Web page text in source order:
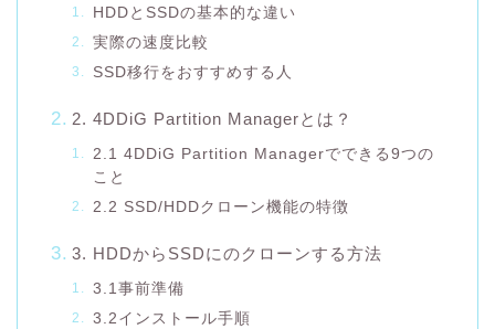
HDDとSSDの基本的な違い
実際の速度比較
SSD移行をおすすめする人
2. 4DDiG Partition Managerとは？
2.1 4DDiG Partition Managerでできる9つの
こと
2.2 SSD/HDDクローン機能の特徴
3. HDDからSSDにのクローンする方法
3.1事前準備
3.2インストール手順